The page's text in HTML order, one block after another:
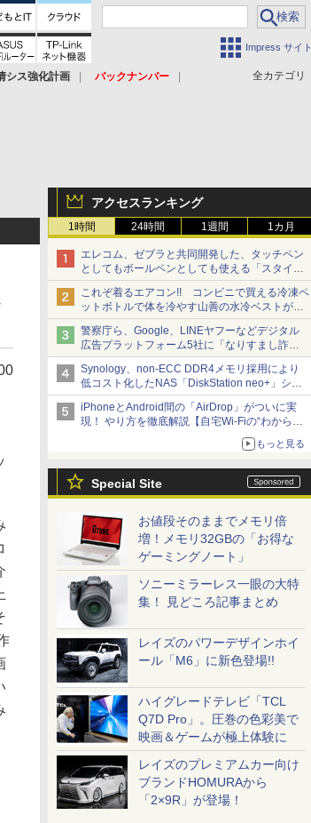
Impress サイト
全カテゴリ
シス強化計画
バックナンバー
アクセスランキング
1時間 24時間 1週間 1カ月
エレコム、ゼブラと共同開発した、タッチペン
としてもボールペンとしても使える「スタイラ
スツーウェイ」発売 iPadにも紙にも、持ち替
えずに書き込める
これぞ着るエアコン!! コンビニで買える冷凍ペ
ットボトルで体を冷やす山善の水冷ベストがロ
ードバイクにちょうどいい【ぼっち・ざ・ろー
ど！その14】【空いた時間でなにしてる？】
警察庁ら、Google、LINEヤフーなどデジタル
広告プラットフォーム5社に「なりすまし詐欺
広告」対策強化を要請 著名人の写真や映像を
使った投資詐欺などへの対策として
Synology、non-ECC DDR4メモリ採用により
低コスト化したNAS「DiskStation neo+」シリ
ーズ 予算を抑えて導入でき、ECCメモリへの
アップグレードも可能
iPhoneとAndroid間の「AirDrop」がついに実
現！ やり方を徹底解説【自宅Wi-Fiの“わからな
もっと見る
Special Site
お値段そのままでメモリ倍
増！メモリ32GBの「お得な
ゲーミングノート」
ソニーミラーレス一眼の大特
集！ 見どころ記事まとめ
レイズのパワーデザインホイ
ール「M6」に新色登場!!
ハイグレードテレビ「TCL
Q7D Pro」。圧巻の色彩美で
映画＆ゲームが極上体験に
レイズのプレミアムカー向け
ブランドHOMURAから
「2×9R」が登場！